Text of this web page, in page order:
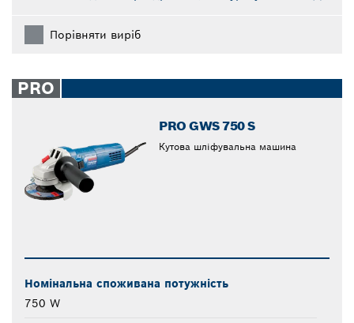
Порівняти виріб
PRO
PRO GWS 750 S
Кутова шліфувальна машина
Номінальна споживана потужність
750 W